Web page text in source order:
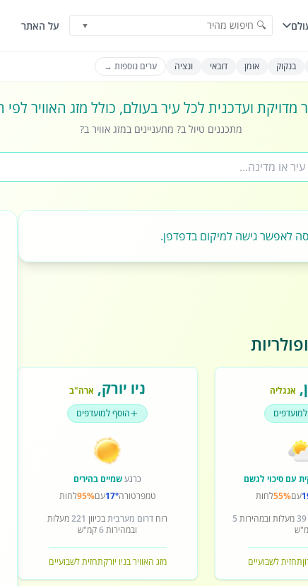
🔍 חיפוש מהיר ▼ על האתר
בנקוק אומן דובאי ונציה ערים נוספות →
מדויקת ועדכנית לכל עיר בעולם, כולל מזג האוויר
מתכננים טיול ב? מתעניינים במזג אוויר ב?
לאפשר גישה למיקום בדפדפן.
, אנגליה
עם סיכוי לגשם
עם55%לחות
39מעלות ובמהירות 5
תחזית לשבועיים
ניו יורק, ארה"ב
הוסף למועדפים
כרגעשמיים בהירים
טמפרטורה17°עם95%לחות
רוח דרום מערביתבכיוון 221מעלות
ובמהירות6קמ"ש
מזג האוויר בניו יורקתחזית לשבועיים